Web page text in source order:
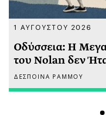
1 ΑΥΓΟΥΣΤΟΥ 2026
Οδύσσεια: Η
του Nolan δεν
ΔΕΣΠΟΙΝΑ ΡΑΜΜΟΥ